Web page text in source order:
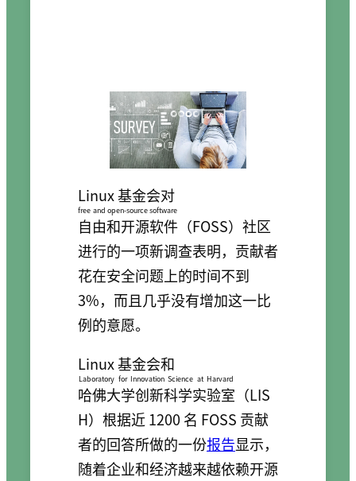
Linux 基金会对
自由和开源软件
free and open-source software
（FOSS）社区
进行的一项新调查表明，贡献者
花在安全问题上的时间不到
3%，而且几乎没有增加这一比
例的意愿。
Linux 基金会和
哈佛大学创新科学实验室
Laboratory for Innovation Science at Harvard
（LIS
H）根据近 1200 名 FOSS 贡献
者的回答所做的一份报告显示，
随着企业和经济越来越依赖开源